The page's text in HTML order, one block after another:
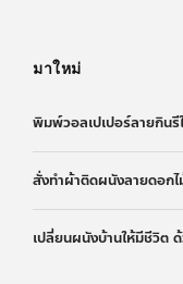
มาใหม่
พิมพ์วอลเปเปอร์ลายกินรี
สั่งทำผ้าติดผนังลายดอก
เปลี่ยนผนังบ้านให้มีชีวิต